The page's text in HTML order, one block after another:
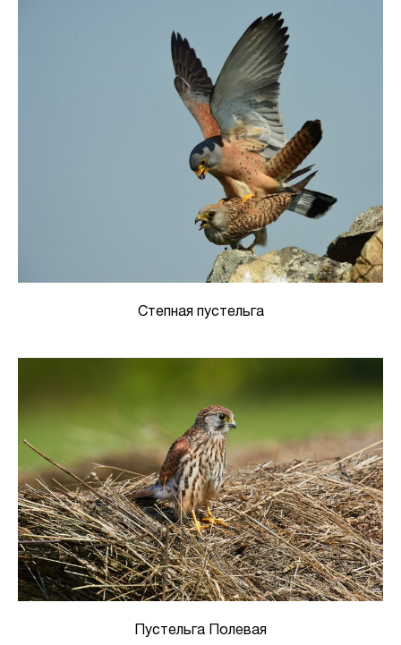
Степная пустельга
Пустельга Полевая